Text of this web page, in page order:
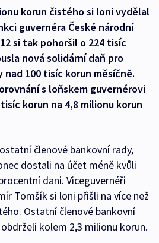
korun čistého si loni vydělal
guvernéra České národní
si tak pohoršil o 224 tisíc
nová solidární daň pro
nad 100 tisíc korun měsíčně.
s loňskem guvernérovi
korun na 4,8 milionu korun
členové bankovní rady,
dostali na účet méně kvůli
dani. Viceguvernéři
Tomšík si loni přišli na více než
Ostatní členové bankovní
kolem 2,3 milionu korun.